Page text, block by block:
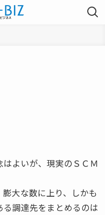
はよいが、現実のＳＣＭ
大な数に上り、しかも
調達先をまとめるのは